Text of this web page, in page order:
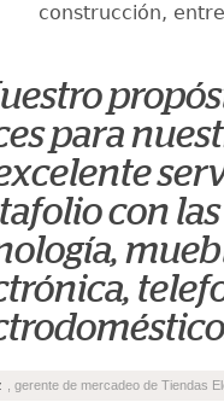
construcción,
para
con
, gerente de mercadeo de Tiendas